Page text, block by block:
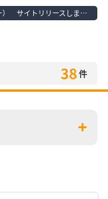
イトリリースしました！
38 件